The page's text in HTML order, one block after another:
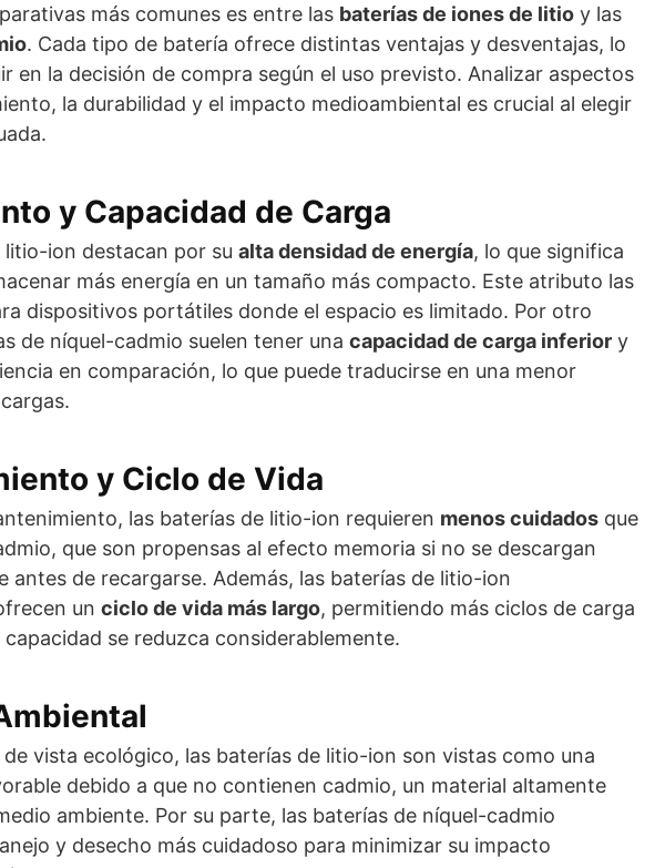
más comunes es entre las baterías de iones de litio y las
. Cada tipo de batería ofrece distintas ventajas y desventajas, lo
en la decisión de compra según el uso previsto. Analizar aspectos
la durabilidad y el impacto medioambiental es crucial al elegir
y Capacidad de Carga
litio-ion destacan por su alta densidad de energía, lo que significa
más energía en un tamaño más compacto. Este atributo las
dispositivos portátiles donde el espacio es limitado. Por otro
de níquel-cadmio suelen tener una capacidad de carga inferior y
en comparación, lo que puede traducirse en una menor
y Ciclo de Vida
las baterías de litio-ion requieren menos cuidados que
que son propensas al efecto memoria si no se descargan
antes de recargarse. Además, las baterías de litio-ion
un ciclo de vida más largo, permitiendo más ciclos de carga
capacidad se reduzca considerablemente.
vista ecológico, las baterías de litio-ion son vistas como una
debido a que no contienen cadmio, un material altamente
ambiente. Por su parte, las baterías de níquel-cadmio
y desecho más cuidadoso para minimizar su impacto